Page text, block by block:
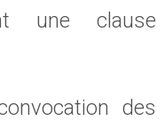
une clause
des